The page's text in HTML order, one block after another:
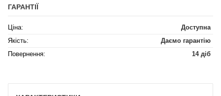
ГАРАНТІЇ
Ціна:
Доступна
Якість:
Даємо гарантію
Повернення:
14 діб